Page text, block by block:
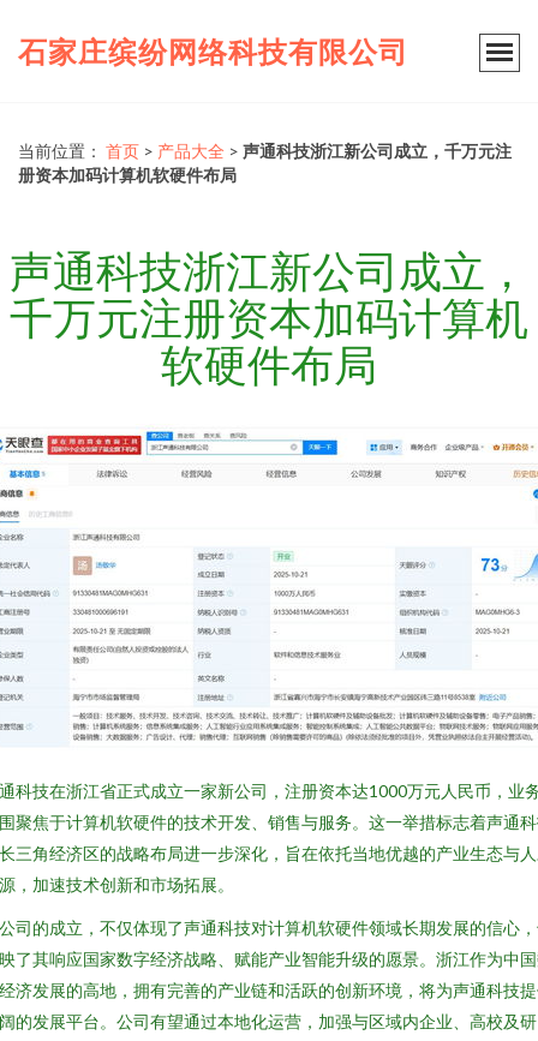
石家庄缤纷网络科技有限公司
当前位置： 首页 > 产品大全 > 声通科技浙江新公司成立，千万元注
册资本加码计算机软硬件布局
声通科技浙江新公司成立，
千万元注册资本加码计算机
软硬件布局
科技在浙江省正式成立一家新公司，注册资本达1000万元人民币，业
聚焦于计算机软硬件的技术开发、销售与服务。这一举措标志着声通
三角经济区的战略布局进一步深化，旨在依托当地优越的产业生态与
，加速技术创新和市场拓展。
司的成立，不仅体现了声通科技对计算机软硬件领域长期发展的信心
了其响应国家数字经济战略、赋能产业智能升级的愿景。浙江作为中
济发展的高地，拥有完善的产业链和活跃的创新环境，将为声通科技
的发展平台。公司有望通过本地化运营，加强与区域内企业、高校及